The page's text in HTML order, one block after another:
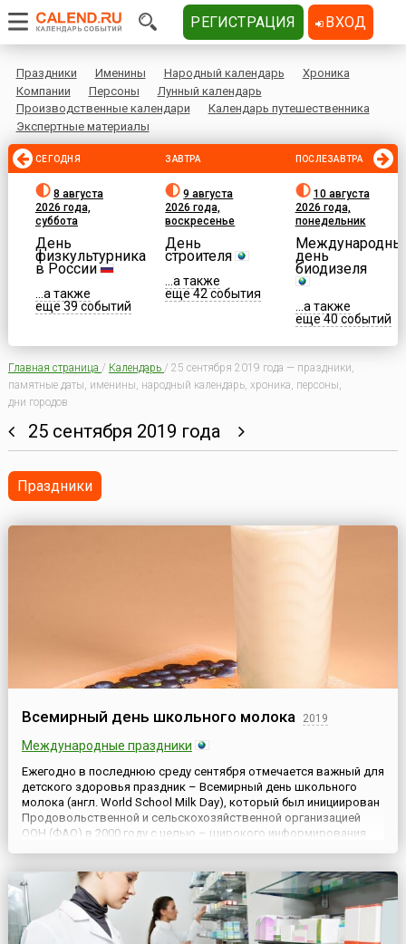
Праздники Именины Народный календарь
Хроника
Компании
Персоны
Лунный календарь
Производственные календари
Календарь путешественника
Экспертные материалы
СЕГОДНЯ
8 августа
2026 года,
суббота
День
физкультурника
в России
...а также
еще 39 событий
ЗАВТРА
9 августа
2026 года,
воскресенье
День
строителя
...а также
еще 42 события
ПОСЛЕЗАВТРА
10 августа
2026 года,
понедельник
день
биодизеля
...а также
еще 40 событий
Главная страница / Календарь / 25 сентября 2019 года — праздники,
памятные даты, именины, народный календарь, хроника, персоны,
дни городов
25 сентября 2019 года
Праздники
Всемирный день школьного молока 2019
Международные праздники
Ежегодно в последнюю среду сентября отмечается важный для
детского здоровья праздник – Всемирный день школьного
молока (англ. World School Milk Day), который был инициирован
Продовольственной и сельскохозяйственной организацией
ООН (ФАО) в 2000 году с целью – широкого информирования
шко...
РЕГИСТРАЦИЯ ВХОД